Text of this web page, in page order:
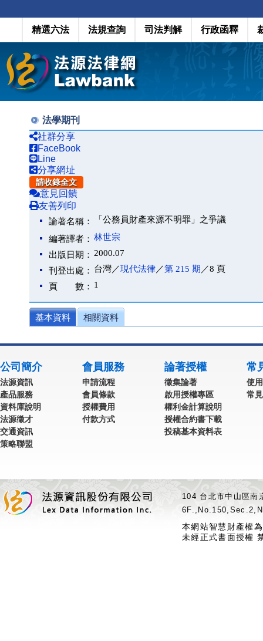
精選六法 法規查詢 司法判解 行政函釋
法學期刊
社群分享
FaceBook
Line
分享網址
請收錄全文
意見回饋
友善列印
論著名稱： 「公務員財產來源不明罪」之爭議
編著譯者： 林世宗
出版日期： 2000.07
刊登出處： 台灣／現代法律／第 215 期 ／8 頁
頁 數： 1
基本資料 相關資料
公司簡介
法源資訊
產品服務
資料庫說明
法源徵才
交通資訊
策略聯盟
會員服務
申請流程
會員條款
授權費用
付款方式
論著授權
徵集論著
啟用授權專區
權利金計算說明
授權合約書下載
投稿基本資料表
常
使
常
104 台北市中山區
本網站智慧財產權
未經正式書面授權